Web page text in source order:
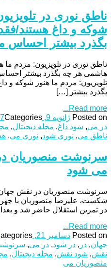
ناطق نوری در
شوکه و داغ هستند/
بگذرد بیشتر احساس
ناطق نوری در تلویزیون: مردم ما
هاشمی هر چه بگذرد بیشتر
تلویزیون: مردم ما هنوز شوکه و
بگذرد بیشتر […]
Read more...
Posted on ژانویه 9, 2017 Categories
در می, شود داغ, مجله دیجیتال,
ناطق می‌, نوری شود, نوری می‌,
سرنوشت منصوریان
می شود
سرنوشت منصوریان در نقش
شکست، علیرضا منصوریان با
در تمرین استقلال حاضر شد و بعداز گپ و
Read more...
Posted on دسامبر 21, 2016
جهان, در , در شود, در می,
نقش, شود نقش, مجله دیجیتال,
منصوریان می